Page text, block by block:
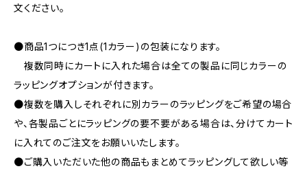
文ください。
●商品1つにつき1点(1カラー)の包装になります。
複数同時にカートに入れた場合は全ての製品に同じカラーの
ラッピングオプションが付きます。
●複数を購入しそれぞれに別カラーのラッピングをご希望の場合
や、各製品ごとにラッピングの要不要がある場合は、分けてカート
に入れてのご注文をお願いいたします。
●ご購入いただいた他の商品もまとめてラッピングして欲しい等